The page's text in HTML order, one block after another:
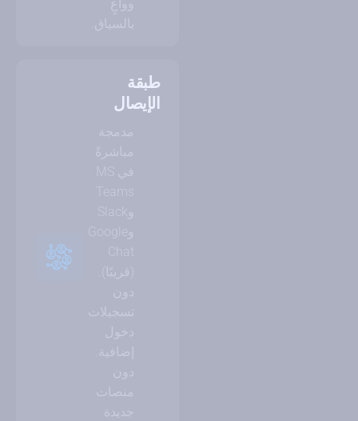
وواعٍ
بالسياق.
طبقة
الإيصال
مدمجة
مباشرةً
في MS
Teams
وSlack
وGoogle
Chat
(قريبًا).
دون
تسجيلات
دخول
إضافية.
دون
منصات
جديدة